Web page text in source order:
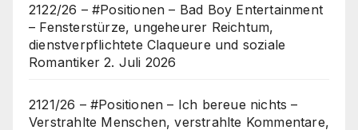
2122/26 – #Positionen – Bad Boy Entertainment
– Fensterstürze, ungeheurer Reichtum,
dienstverpflichtete Claqueure und soziale
Romantiker 2. Juli 2026
2121/26 – #Positionen – Ich bereue nichts –
Verstrahlte Menschen, verstrahlte Kommentare,